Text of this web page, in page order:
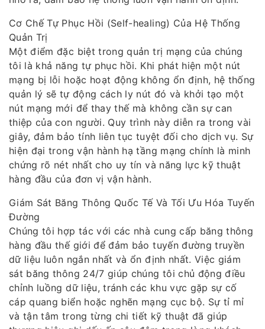
Cơ Chế Tự Phục Hồi (Self-healing) Của Hệ Thống
Quản Trị
Một điểm đặc biệt trong quản trị mạng của chúng
tôi là khả năng tự phục hồi. Khi phát hiện một nút
mạng bị lỗi hoặc hoạt động không ổn định, hệ thống
quản lý sẽ tự động cách ly nút đó và khởi tạo một
nút mạng mới để thay thế mà không cần sự can
thiệp của con người. Quy trình này diễn ra trong vài
giây, đảm bảo tính liên tục tuyệt đối cho dịch vụ. Sự
hiện đại trong vận hành hạ tầng mạng chính là minh
chứng rõ nét nhất cho uy tín và năng lực kỹ thuật
hàng đầu của đơn vị vận hành.
Giám Sát Băng Thông Quốc Tế Và Tối Ưu Hóa Tuyến
Đường
Chúng tôi hợp tác với các nhà cung cấp băng thông
hàng đầu thế giới để đảm bảo tuyến đường truyền
dữ liệu luôn ngắn nhất và ổn định nhất. Việc giám
sát băng thông 24/7 giúp chúng tôi chủ động điều
chỉnh luồng dữ liệu, tránh các khu vực gặp sự cố
cáp quang biển hoặc nghẽn mạng cục bộ. Sự tỉ mỉ
và tận tâm trong từng chi tiết kỹ thuật đã giúp